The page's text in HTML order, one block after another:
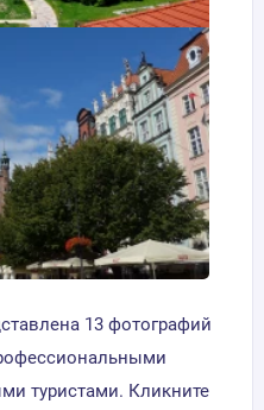
13 фотографий
туристами. Кликните